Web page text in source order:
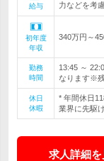
給与
力などを考
初年度
年収
340万円～
勤務
時間
13:45 ～
なります※
休日
休暇
* 年間休日
業界に先駆
求人詳細を